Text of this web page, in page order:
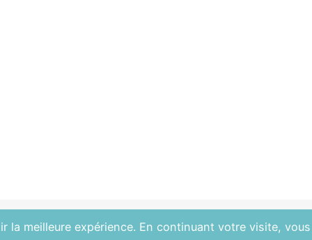
la meilleure expérience. En continuant votre visite,